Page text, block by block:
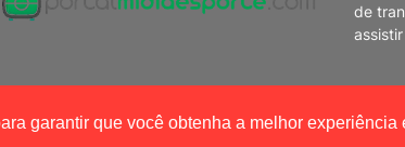
garantir que você obtenha a melhor experiência
de
Templates |Portal Mídia Esporte